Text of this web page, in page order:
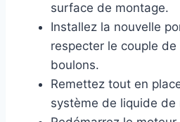
surface de montage.
Installez la nouvelle
respecter le couple
boulons.
Remettez tout en
système de liquide